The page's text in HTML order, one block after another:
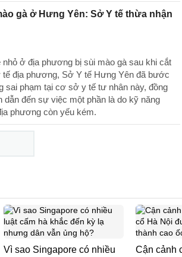
gà ở Hưng Yên: Sở Y tế thừa nhận
ở địa phương bị sùi mào gà sau khi cắt
địa phương, Sở Y tế Hưng Yên đã bước
sai phạm tại cơ sở y tế tư nhân này, đồng
dẫn đến sự việc một phần là do kỹ năng
phương còn yếu kém.
Vì sao Singapore có nhiều
Cận cảnh